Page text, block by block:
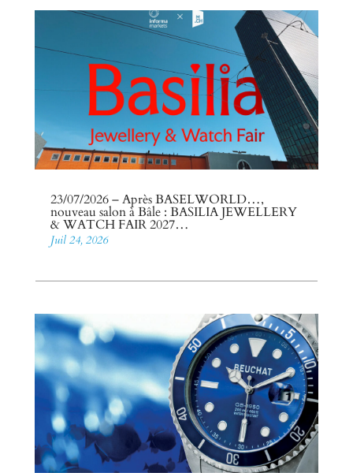
23/07/2026 – Après BASELWORLD…,
nouveau salon à Bâle : BASILIA JEWELLERY
& WATCH FAIR 2027…
Juil 24, 2026